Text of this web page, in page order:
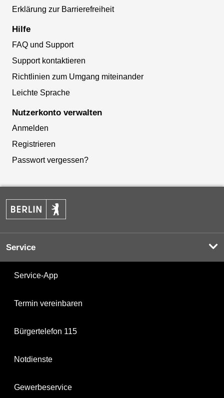
Erklärung zur Barrierefreiheit
Hilfe
FAQ und Support
Support kontaktieren
Richtlinien zum Umgang miteinander
Leichte Sprache
Nutzerkonto verwalten
Anmelden
Registrieren
Passwort vergessen?
Service
Service-App
Termin vereinbaren
Bürgertelefon 115
Notdienste
Gewerbeservice